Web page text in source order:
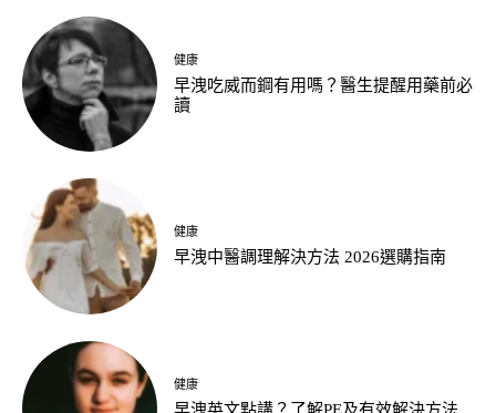
健康
早洩吃威而鋼有用嗎？醫生提醒用藥前必
讀
健康
早洩中醫調理解決方法 2026選購指南
健康
早洩英文點講？了解PE及有效解決方法